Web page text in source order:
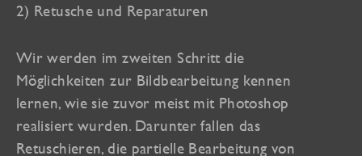
2) Retusche und Reparaturen
Wir werden im zweiten Schritt die
Möglichkeiten zur Bildbearbeitung kennen
lernen, wie sie zuvor meist mit Photoshop
realisiert wurden. Darunter fallen das
Retuschieren, die partielle Bearbeitung von